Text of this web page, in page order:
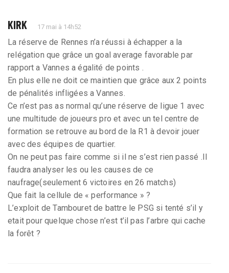
KIRK 17 mai à 14h52
La réserve de Rennes n’a réussi à échapper a la
relégation que grâce un goal average favorable par
rapport a Vannes a égalité de points .
En plus elle ne doit ce maintien que grâce aux 2 points
de pénalités infligées a Vannes.
Ce n’est pas as normal qu’une réserve de ligue 1 avec
une multitude de joueurs pro et avec un tel centre de
formation se retrouve au bord de la R1 à devoir jouer
avec des équipes de quartier.
On ne peut pas faire comme si il ne s’est rien passé .Il
faudra analyser les ou les causes de ce
naufrage(seulement 6 victoires en 26 matchs)
Que fait la cellule de « performance » ?
L’exploit de Tambouret de battre le PSG si tenté s’il y
etait pour quelque chose n’est t’il pas l’arbre qui cache
la forêt ?